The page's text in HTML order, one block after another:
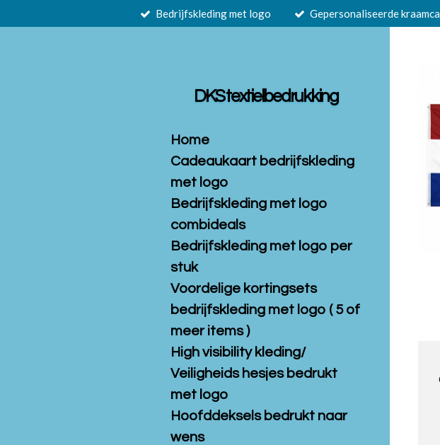
direct
Bedrijfskleding met logo Gepersonaliseerde
DKS textielbedrukking
Home
Cadeaukaart bedrijfskleding
met logo
Bedrijfskleding met logo
combideals
Bedrijfskleding met logo per
stuk
Voordelige kortingsets
bedrijfskleding met logo ( 5 of
meer items )
High visibility kleding/
Veiligheids hesjes bedrukt
met logo
Hoofddeksels bedrukt naar
wens